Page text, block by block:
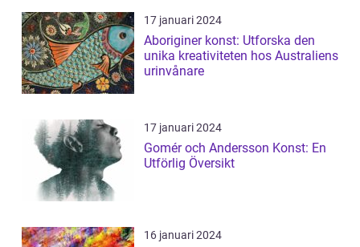
17 januari 2024
Aboriginer konst: Utforska den
unika kreativiteten hos Australiens
urinvånare
17 januari 2024
Gomér och Andersson Konst: En
Utförlig Översikt
16 januari 2024